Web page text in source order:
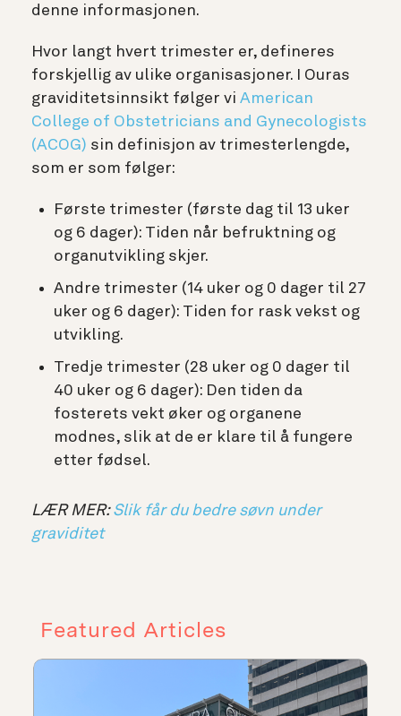
denne informasjonen.
Hvor langt hvert trimester er, defineres
forskjellig av ulike organisasjoner. I Ouras
graviditetsinnsikt følger vi American
College of Obstetricians and Gynecologists
(ACOG) sin definisjon av trimesterlengde,
som er som følger:
Første trimester (første dag til 13 uker
og 6 dager): Tiden når befruktning og
organutvikling skjer.
Andre trimester (14 uker og 0 dager til 27
uker og 6 dager): Tiden for rask vekst og
utvikling.
Tredje trimester (28 uker og 0 dager til
40 uker og 6 dager): Den tiden da
fosterets vekt øker og organene
modnes, slik at de er klare til å fungere
etter fødsel.
LÆR MER:Slik får du bedre søvn under
graviditet
Featured Articles